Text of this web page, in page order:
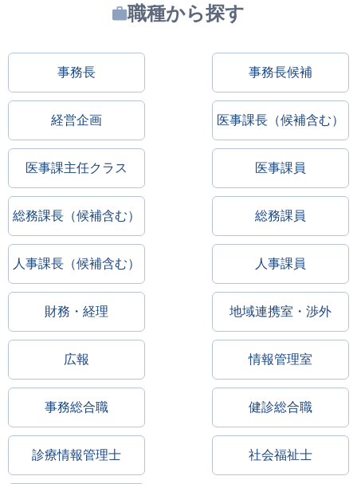
職種から探す
事務長 事務長候補
経営企画 医事課長（候補含む）
医事課主任クラス 医事課員
総務課長（候補含む） 総務課員
人事課長（候補含む） 人事課員
財務・経理 地域連携室・渉外
広報 情報管理室
事務総合職 健診総合職
診療情報管理士 社会福祉士